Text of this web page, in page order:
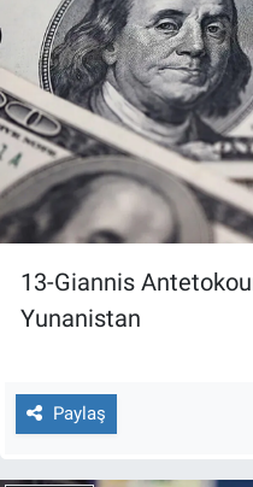
13-Giannis
Yunanistan
Paylaş